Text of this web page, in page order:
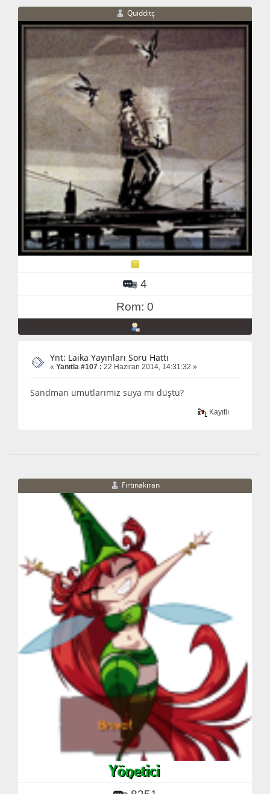
Quidditç
4
Rom: 0
Ynt: Laika Yayınları Soru Hattı
« Yanıtla #107 : 22 Haziran 2014, 14:31:32 »
Sandman umutlarımız suya mı düştü?
Kayıtlı
Fırtınakıran